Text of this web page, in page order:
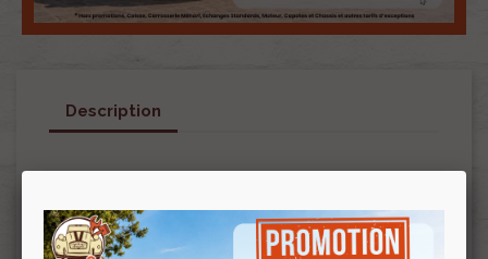
Description
et autre changement suite congé, bourse etc…).